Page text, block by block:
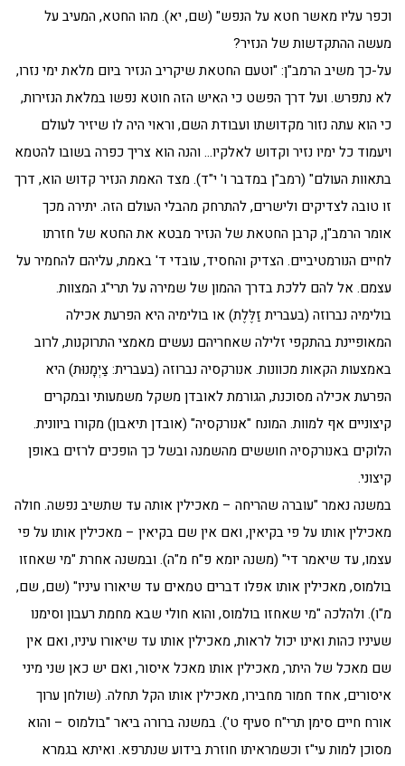
וכפר עליו מאשר חטא על הנפש" (שם, יא). מהו החטא, המעיב על
מעשה ההתקדשות של הנזיר?
על-כך משיב הרמב"ן: "וטעם החטאת שיקריב הנזיר ביום מלאת ימי נזרו,
לא נתפרש. ועל דרך הפשט כי האיש הזה חוטא נפשו במלאת הנזירות,
כי הוא עתה נזור מקדושתו ועבודת השם, וראוי היה לו שיזיר לעולם
ויעמוד כל ימיו נזיר וקדוש לאלקיו… והנה הוא צריך כפרה בשובו להטמא
בתאוות העולם" (רמב"ן במדבר ו' י"ד). מצד האמת הנזיר קדוש הוא, דרך
זו טובה לצדיקים ולישרים, להתרחק מהבלי העולם הזה. יתירה מכך
אומר הרמב"ן, קרבן החטאת של הנזיר מבטא את החטא של חזרתו
לחיים הנורמטיביים. הצדיק והחסיד, עובדי ד' באמת, עליהם להחמיר על
עצמם. אל להם ללכת בדרך ההמון של שמירה על תרי"ג המצוות.
בולימיה נברוזה (בעברית זַלֶּלֶת) או בולימיה היא הפרעת אכילה
המאופיינת בהתקפי זלילה שאחריהם נעשים מאמצי התרוקנות, לרוב
באמצעות הקאות מכוונות. אנורקסיה נברוזה (בעברית: צַיְמָנוּת) היא
הפרעת אכילה מסוכנת, הגורמת לאובדן משקל משמעותי ובמקרים
קיצוניים אף למוות. המונח "אנורקסיה" (אובדן תיאבון) מקורו ביוונית.
הלוקים באנורקסיה חוששים מהשמנה ובשל כך הופכים לרזים באופן
קיצוני.
במשנה נאמר "עוברה שהריחה – מאכילין אותה עד שתשיב נפשה. חולה
מאכילין אותו על פי בקיאין, ואם אין שם בקיאין – מאכילין אותו על פי
עצמו, עד שיאמר די" (משנה יומא פ"ח מ"ה). ובמשנה אחרת "מי שאחזו
בולמוס, מאכילין אותו אפלו דברים טמאים עד שיאורו עיניו" (שם, שם,
מ"ו). ולהלכה "מי שאחזו בולמוס, והוא חולי שבא מחמת רעבון וסימנו
שעיניו כהות ואינו יכול לראות, מאכילין אותו עד שיאורו עיניו, ואם אין
שם מאכל של היתר, מאכילין אותו מאכל איסור, ואם יש כאן שני מיני
איסורים, אחד חמור מחבירו, מאכילין אותו הקל תחלה. (שולחן ערוך
אורח חיים סימן תרי"ח סעיף ט'). במשנה ברורה ביאר "בולמוס – והוא
מסוכן למות עי"ז וכשמראיתו חוזרת בידוע שנתרפא. ואיתא בגמרא